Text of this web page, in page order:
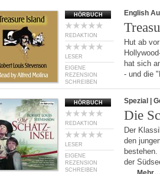
HÖRBUCH
REDAKTION
LESER
EIGENE
REZENSION
SCHREIBEN
English
Hut ab
hat sich
- und die
HÖRBUCH
REDAKTION
LESER
EIGENE
REZENSION
SCHREIBEN
Spezial |
Die
Der
den
der